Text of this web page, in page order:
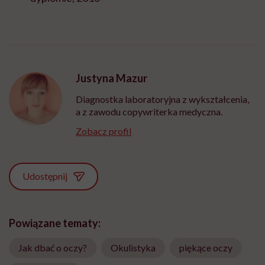
Justyna Mazur
Diagnostka laboratoryjna z wykształcenia,
a z zawodu copywriterka medyczna.
Zobacz profil
Udostępnij
Powiązane tematy:
Jak dbać o oczy? Okulistyka piękące oczy